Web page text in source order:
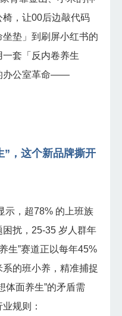
运行养生
，让00后边敲代码
垫」到刷屏小红书的
一套「反内卷养生
办公室革命——
”，这个新品牌撕开
示，超78% 的上班族
扰，25-35 岁人群年
生”赛道正以每年45%
的班小养，精准捕捉
体面养生”的矛盾需
规则：